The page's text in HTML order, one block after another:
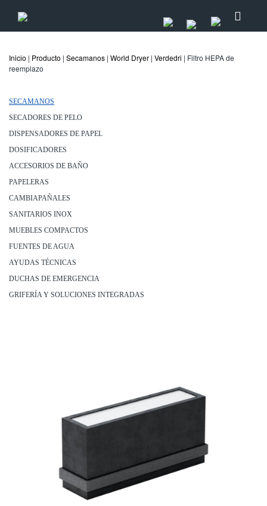
Inicio | Producto | Secamanos | World Dryer | Verdedri | Filtro HEPA de
reemplazo
SECAMANOS
SECADORES DE PELO
DISPENSADORES DE PAPEL
DOSIFICADORES
ACCESORIOS DE BAÑO
PAPELERAS
CAMBIAPAÑALES
SANITARIOS INOX
MUEBLES COMPACTOS
FUENTES DE AGUA
AYUDAS TÉCNICAS
DUCHAS DE EMERGENCIA
GRIFERÍA Y SOLUCIONES INTEGRADAS